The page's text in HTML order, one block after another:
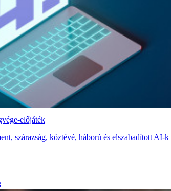
előjáték
szárazság, köztévé, háború és elszabadított AI-